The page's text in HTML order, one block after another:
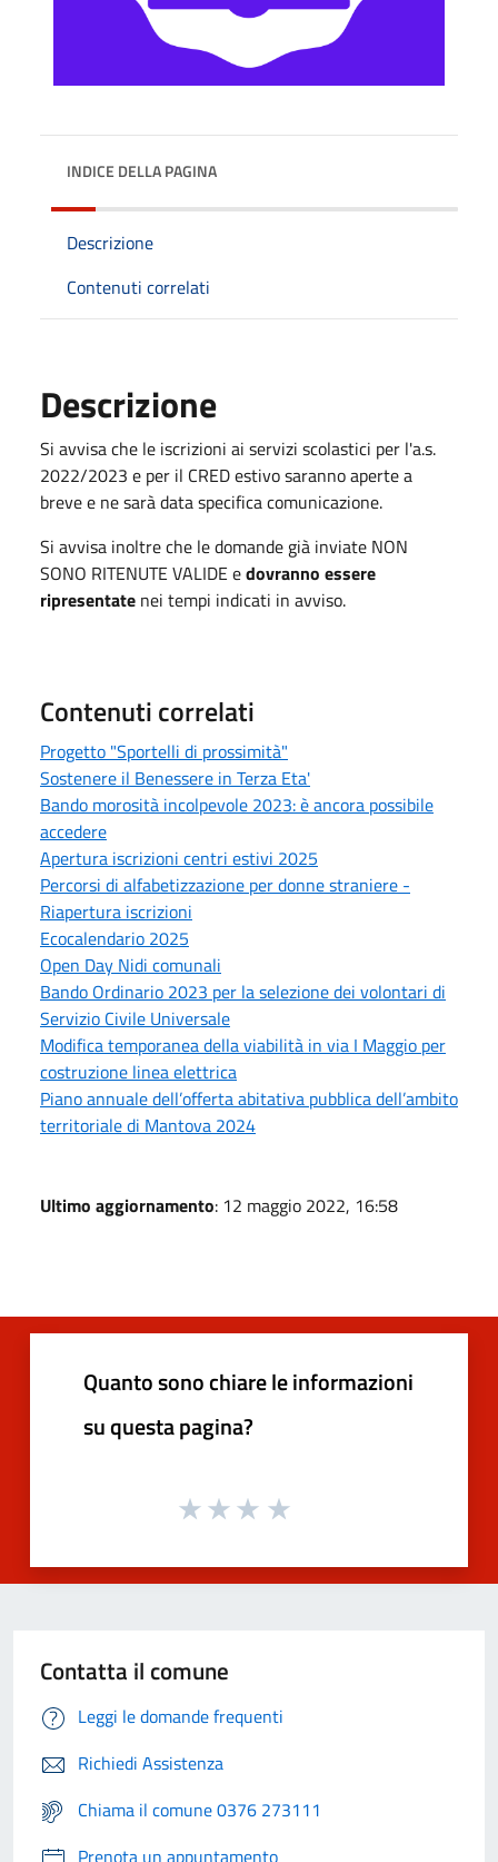
INDICE DELLA PAGINA
Descrizione
Contenuti correlati
Descrizione
Si avvisa che le iscrizioni ai servizi scolastici per l'a.s.
2022/2023 e per il CRED estivo saranno aperte a
breve e ne sarà data specifica comunicazione.
Si avvisa inoltre che le domande già inviate NON
SONO RITENUTE VALIDE edovranno essere
ripresentate nei tempi indicati in avviso.
Contenuti correlati
Progetto "Sportelli di prossimità"
Sostenere il Benessere in Terza Eta'
Bando morosità incolpevole 2023: è ancora possibile
accedere
Apertura iscrizioni centri estivi 2025
Percorsi di alfabetizzazione per donne straniere -
Riapertura iscrizioni
Ecocalendario 2025
Open Day Nidi comunali
Bando Ordinario 2023 per la selezione dei volontari di
Servizio Civile Universale
Modifica temporanea della viabilità in via I Maggio per
costruzione linea elettrica
Piano annuale dell’offerta abitativa pubblica dell’ambito
territoriale di Mantova 2024
Ultimo aggiornamento: 12 maggio 2022, 16:58
Quanto sono chiare le informazioni
su questa pagina?
Contatta il comune
Leggi le domande frequenti
Richiedi Assistenza
Chiama il comune 0376 273111